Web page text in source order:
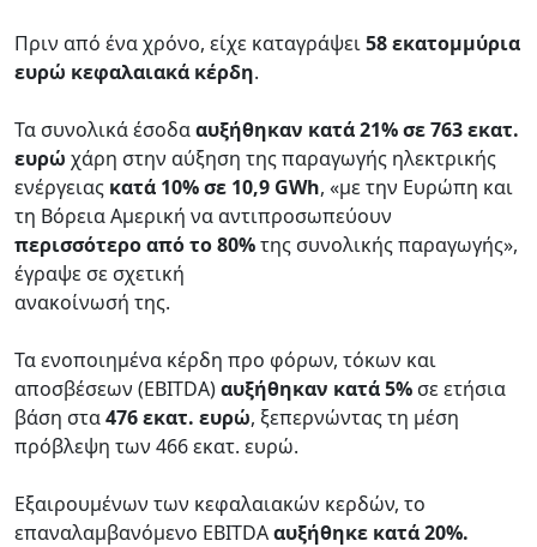
Πριν από ένα χρόνο, είχε καταγράψει58 εκατομμύρια
ευρώ κεφαλαιακά κέρδη.
Τα συνολικά έσοδααυξήθηκαν κατά 21% σε 763 εκατ.
ευρώ χάρη στην αύξηση της παραγωγής ηλεκτρικής
ενέργειας κατά 10% σε 10,9 GWh, «με την Ευρώπη και
τη Βόρεια Αμερική να αντιπροσωπεύουν
περισσότερο από το 80%της συνολικής παραγωγής»,
έγραψε σε σχετική
ανακοίνωσή της.
Τα ενοποιημένα κέρδη προ φόρων, τόκων και
αποσβέσεων (EBITDA)αυξήθηκαν κατά 5% σε ετήσια
βάση στα476 εκατ. ευρώ, ξεπερνώντας τη μέση
πρόβλεψη των 466 εκατ. ευρώ.
Εξαιρουμένων των κεφαλαιακών κερδών, το
επαναλαμβανόμενο EBITDAαυξήθηκε κατά 20%.